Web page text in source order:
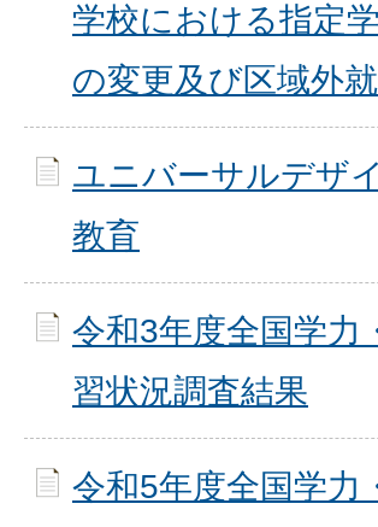
学校における指定
の変更及び区域外
ユニバーサルデザ
教育
令和3年度全国学力
習状況調査結果
令和5年度全国学力